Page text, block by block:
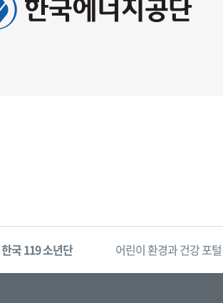
한국 119 소년단 어린이 환경과 건강 포털